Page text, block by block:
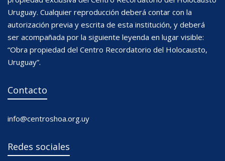
Uruguay. Cualquier reproducción deberá contar con la
autorización previa y escrita de esta institución, y deberá
ser acompañada por la siguiente leyenda en lugar visible:
“Obra propiedad del Centro Recordatorio del Holocausto,
Uruguay”.
Contacto
info@centroshoa.org.uy
Redes sociales